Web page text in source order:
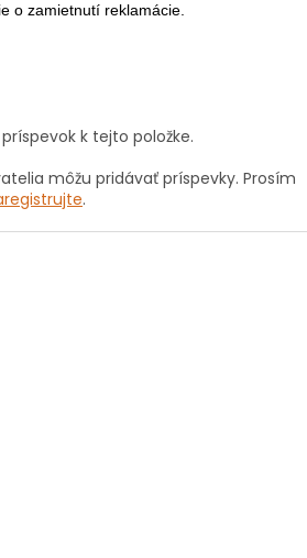
o zamietnutí reklamácie.
k tejto položke.
môžu pridávať príspevky. Prosím
.